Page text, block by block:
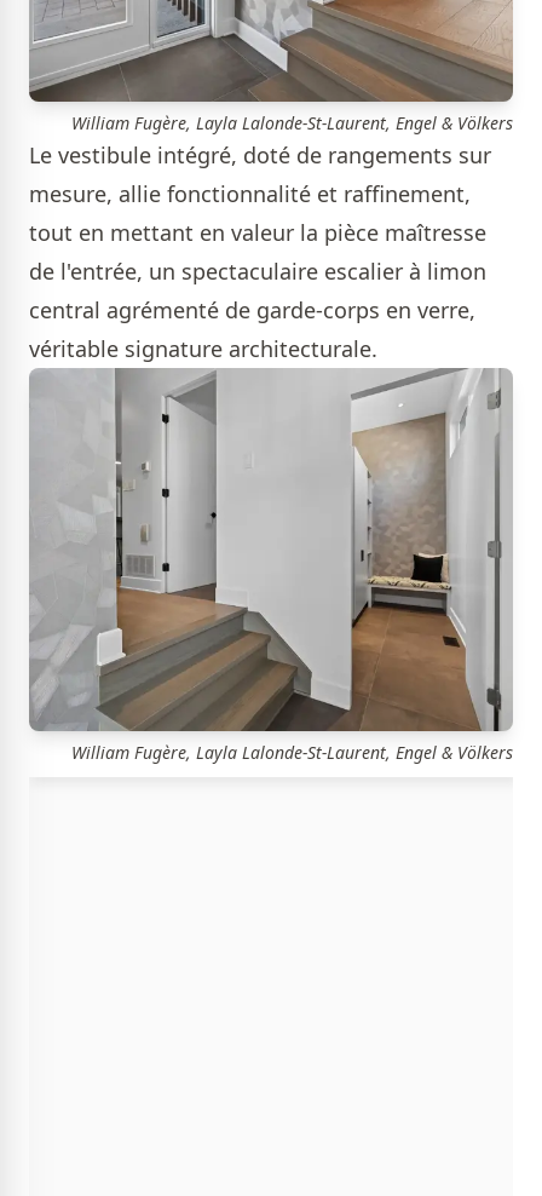
William Fugère, Layla Lalonde-St-Laurent, Engel & Völkers
Le vestibule intégré, doté de rangements sur
mesure, allie fonctionnalité et raffinement,
tout en mettant en valeur la pièce maîtresse
de l'entrée, un spectaculaire escalier à limon
central agrémenté de garde-corps en verre,
véritable signature architecturale.
William Fugère, Layla Lalonde-St-Laurent, Engel & Völkers